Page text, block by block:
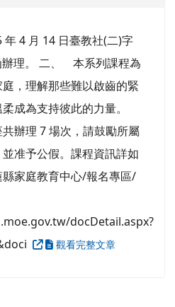
4 月 14 日臺教社(二)字
理。 二、 本系列課程為
，理解那些難以啟齒的緊
成為支持彼此的力量。
辦理 7 場次，請鼓勵所屬
准予公假。課程資訊詳如
家庭教育中心/報名專區/
docDetail.aspx?
觀看完整文章